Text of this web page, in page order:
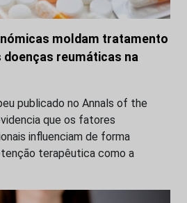
moldam tratamento
reumáticas na
publicado no Annals of the
que os fatores
influenciam de forma
terapêutica como a